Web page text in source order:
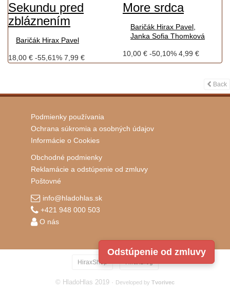
Odstúpenie od zmluvy
Sekundu pred
zbláznením
Baričák Hirax Pavel
18,00 € -55,61% 7,99 €
More srdca
Baričák Hirax Pavel,
Janka Sofia Thomková
10,00 € -50,10% 4,99 €
Back
Podmienky používania
Ochrana súkromia a osobných údajov
Informácie o Cookies
Obchodné podmienky
Reklamácie a odstúpenie od zmluvy
Poštovné
info@hladohlas.sk
+421 948 000 503
O nás
HiraxShop HiraxBlog
© HladoHlas 2019 · Developed by Tvorivec